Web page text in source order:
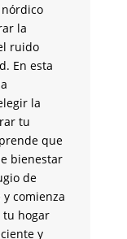
la
ruido
En esta
la
tu
que
bienestar
de
comienza
tu hogar
y